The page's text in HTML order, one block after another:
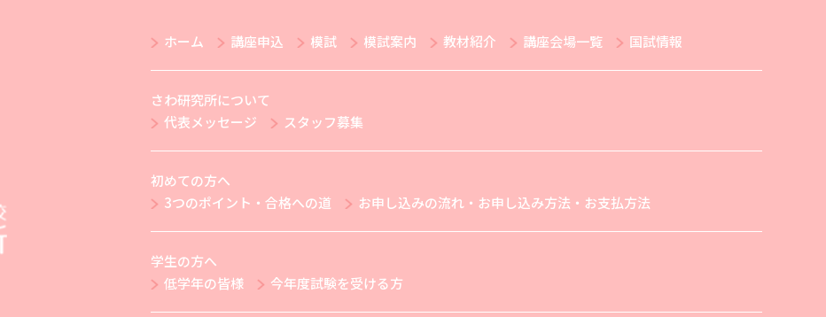
ホーム 講座申込 模試 模試案内 教材紹介 講座会場一覧 国試情報
さわ研究所について
代表メッセージ
スタッフ募集
初めての方へ
3つのポイント・合格への道
お申し込みの流れ・お申し込み方法・お支払方法
学生の方へ
低学年の皆様
今年度試験を受ける方